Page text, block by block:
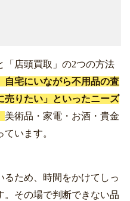
「店頭買取」の2つの方法
自宅にいながら不用品の査
売りたい」といったニーズ
美術品・家電・お酒・貴金
います。
ため、時間をかけてしっ
。その場で判断できない品